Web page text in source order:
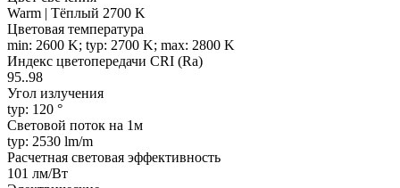
Warm | Тёплый 2700 K
Цветовая температура
min: 2600 K; typ: 2700 K; max: 2800 K
Индекс цветопередачи CRI (Ra)
95..98
Угол излучения
typ: 120 °
Световой поток на 1м
typ: 2530 lm/m
Расчетная световая эффективность
101 лм/Вт